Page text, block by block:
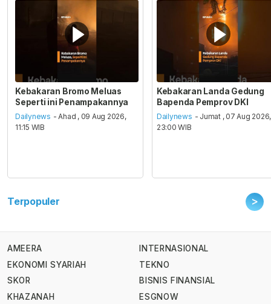
Kebakaran Bromo Meluas
Seperti ini Penampakannya
Dailynews - Ahad , 09 Aug 2026,
11:15 WIB
Kebakaran Landa Gedung
Bapenda Pemprov DKI
Dailynews - Jumat , 07 Aug 2026,
23:00 WIB
Terpopuler >
AMEERA
EKONOMI SYARIAH
SKOR
KHAZANAH
INTERNASIONAL
TEKNO
BISNIS FINANSIAL
ESGNOW